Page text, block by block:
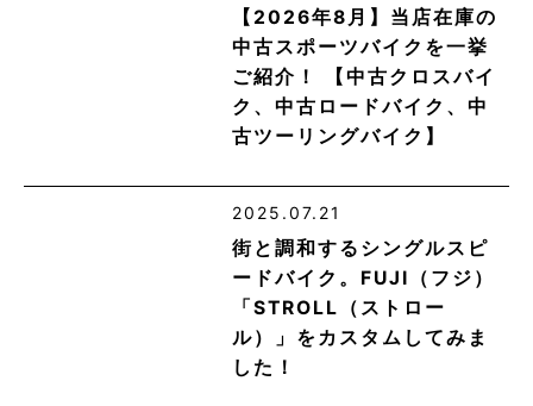
【2026年8月】当店在庫の
中古スポーツバイクを一挙
ご紹介！ 【中古クロスバイ
ク、中古ロードバイク、中
古ツーリングバイク】
2025.07.21
街と調和するシングルスピ
ードバイク。FUJI（フジ）
「STROLL（ストロー
ル）」をカスタムしてみま
した！